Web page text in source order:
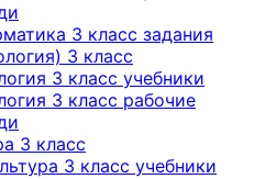
3 класс задания
3 класс
3 класс учебники
3 класс рабочие
3 класс
3 класс учебники